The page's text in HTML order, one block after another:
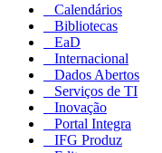
Calendários
Bibliotecas
EaD
Internacional
Dados Abertos
Serviços de TI
Inovação
Portal Integra
IFG Produz